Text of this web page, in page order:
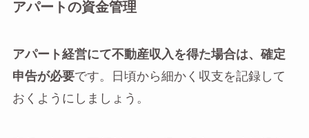
アパートの資金管理
アパート経営にて不動産収入を得た場合は、確定
申告が必要です。日頃から細かく収支を記録して
おくようにしましょう。